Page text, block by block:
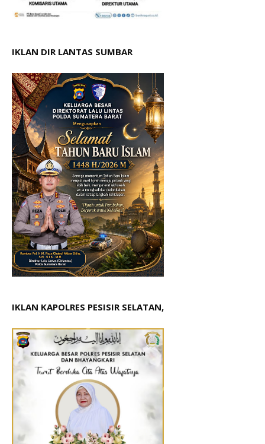
IKLAN DIR LANTAS SUMBAR
IKLAN KAPOLRES PESISIR SELATAN,